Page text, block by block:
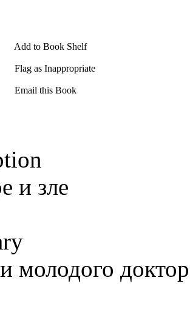
Add to Book Shelf
Flag as Inappropriate
Email this Book
и зле
молодого